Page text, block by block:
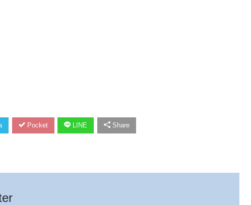
Pocket LINE Share